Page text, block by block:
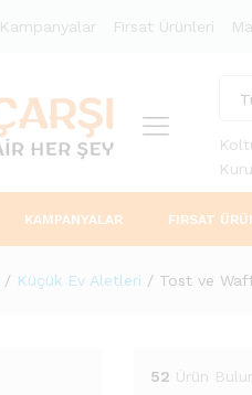
Kampanyalar Fırsat Ürünleri
KAMPANYALAR FIRSAT
/ Küçük Ev Aletleri / Tost ve
52 Ürün